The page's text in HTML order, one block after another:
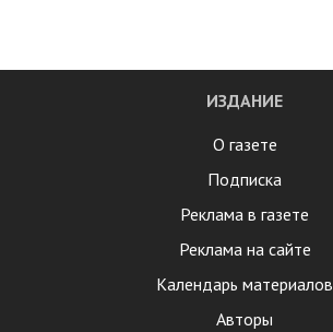
ИЗДАНИЕ
О газете
Подписка
Реклама в газете
Реклама на сайте
Календарь материалов
Авторы